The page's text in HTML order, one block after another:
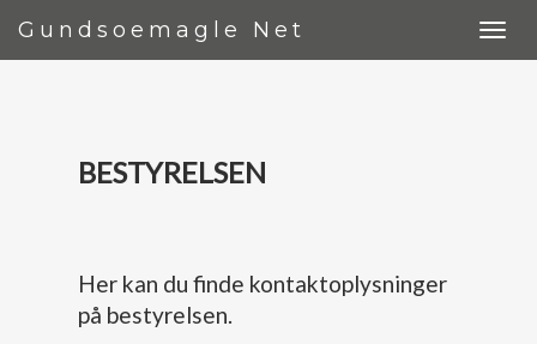
Gundsoemagle Net
BESTYRELSEN
Her kan du finde kontaktoplysninger
på bestyrelsen.